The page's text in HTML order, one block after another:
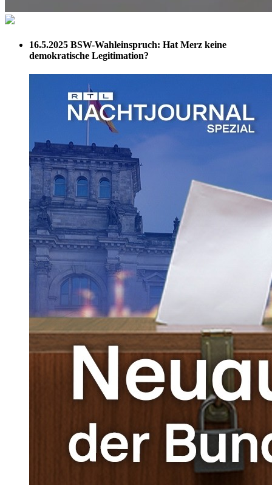
16.5.2025 BSW-Wahleinspruch: Hat Merz keine
demokratische Legitimation?